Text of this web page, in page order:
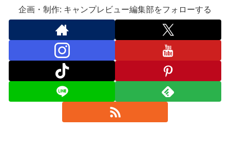
企画・制作: キャンプレビュー編集部をフォローする